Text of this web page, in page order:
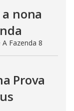
nona
Fazenda 8
Prova